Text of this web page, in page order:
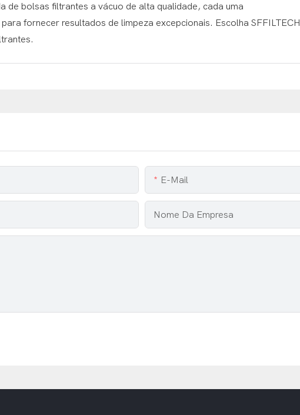
de bolsas filtrantes a vácuo de alta qualidade, cada uma
fornecer resultados de limpeza excepcionais. Escolha SFFILTECH
E-Mail
Nome Da Empresa